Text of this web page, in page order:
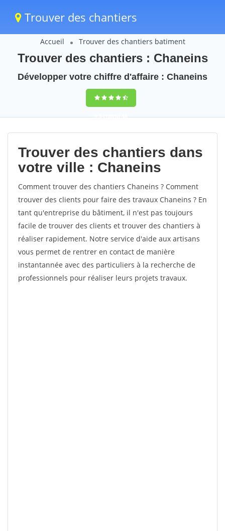
Trouver des chantiers
Accueil Trouver des chantiers batiment
Trouver des chantiers : Chaneins
Développer votre chiffre d'affaire : Chaneins
9,5(100%)38
votes
Trouver des chantiers dans
votre ville : Chaneins
Comment trouver des chantiers Chaneins ? Comment
trouver des clients pour faire des travaux Chaneins ? En
tant qu'entreprise du bâtiment, il n'est pas toujours
facile de trouver des clients et trouver des chantiers à
réaliser rapidement. Notre service d'aide aux artisans
vous permet de rentrer en contact de manière
instantannée avec des particuliers à la recherche de
professionnels pour réaliser leurs projets travaux.